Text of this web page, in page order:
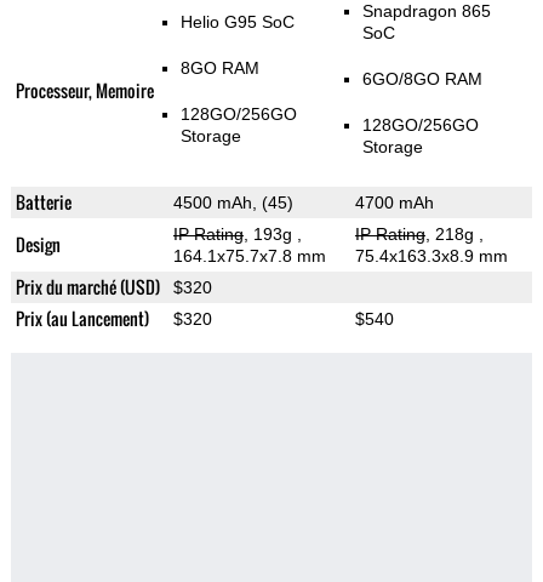
Processeur, Memoire
Helio G95 SoC
8GO RAM
128GO/256GO
Storage
Snapdragon 865
SoC
6GO/8GO RAM
128GO/256GO
Storage
Batterie 4500 mAh, (45) 4700 mAh
Design IP Rating, 193g
164.1x75.7x7.8 mm
IP Rating, 218g
75.4x163.3x8.9 mm
Prix du marché (USD) $320
Prix (au Lancement) $320 $540